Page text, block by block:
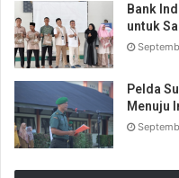
Bank
untuk
Pelda
Menuju